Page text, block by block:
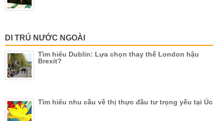
DI TRÚ NƯỚC NGOÀI
Tìm hiểu Dublin: Lựa chọn thay thế London hậu
Brexit?
Tìm hiểu nhu cầu về thị thực đầu tư trọng yếu tại Úc